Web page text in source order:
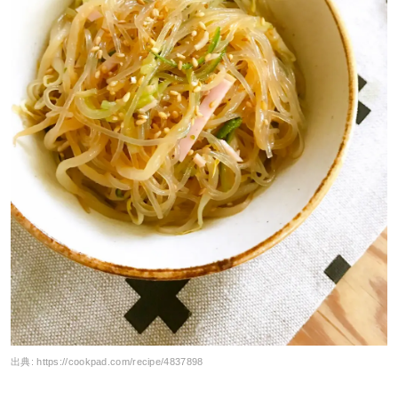
出典:https://cookpad.com/recipe/4837898